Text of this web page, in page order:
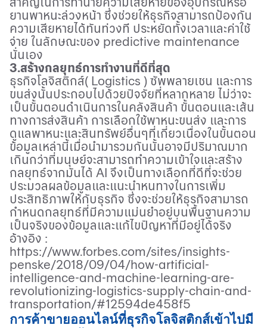
ยานพาหนะล่วงหน้า ซึ่งช่วยให้ธุรกิจสามารถป้องกัน
ความเสียหายได้ทันท่วงที ประหยัดทั้งเวลาและค่าใช้
จ่าย ในลักษณะของ predictive maintenance
นั่นเอง
3.สร้างกลยุทธ์การทำงานที่ดีที่สุด
ธุรกิจโลจิสติกส์( Logistics ) ซัพพลายเชน และการ
ขนส่งนั้นประกอบไปด้วยปัจจัยที่หลากหลาย ไม่ว่าจะ
เป็นขั้นตอนดำเนินการในคลังสินค้า ขั้นตอนและเส้น
ทางการส่งสินค้า การเลือกใช้พาหนะขนส่ง และการ
ดูแลพาหนะและสินทรัพย์อื่นๆที่เกี่ยวเนื่องในขั้นตอน
ข้อมูลเหล่านี้เมื่อนำมารวมกันนั้นอาจมีปริมาณมาก
เกินกว่าที่มนุษย์จะสามารถทำความเข้าใจและสร้าง
กลยุทธ์จากมันได้ AI จึงเป็นทางเลือกที่ดีที่จะช่วย
ประมวลผลข้อมูลและแนะนำหนทางในการเพิ่ม
ประสิทธิภาพให้กับธุรกิจ ซึ่งจะช่วยให้ธุรกิจสามารถ
กำหนดกลยุทธ์ที่มีความแม่นยำอยู่บนพื้นฐานความ
เป็นจริงของข้อมูลและแก้ไขปัญหาที่มีอยู่ได้จริง
อ้างอิง :
https://www.forbes.com/sites/insights-
penske/2018/09/04/how-artificial-
intelligence-and-machine-learning-are-
revolutionizing-logistics-supply-chain-and-
transportation/#12594de458f5
การค้าขายออนไลน์ที่ธุรกิจโลจิสติกส์เข้าไปมี